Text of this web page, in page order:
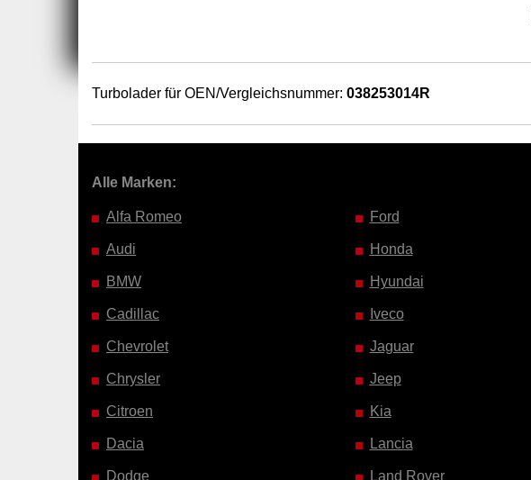
Turbolader für OEN/Vergleichsnummer: 038253014R
Alle Marken:
Alfa Romeo
Audi
BMW
Cadillac
Chevrolet
Chrysler
Citroen
Dacia
Dodge
Ford
Honda
Hyundai
Iveco
Jaguar
Jeep
Kia
Lancia
Land Rover